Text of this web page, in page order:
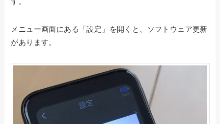
メニュー画面にある「設定」を開くと、ソフトウェア更新
があります。